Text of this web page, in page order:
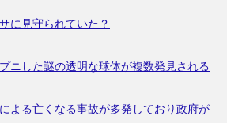
に見守られていた？
ニした謎の透明な球体が複数発見される
よる亡くなる事故が多発しており政府が